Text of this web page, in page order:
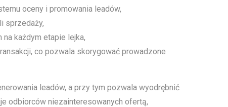
oceny i promowania leadów,
sprzedaży,
każdym etapie lejka,
co pozwala skorygować prowadzone
leadów, a przy tym pozwala wyodrębnić
odbiorców niezainteresowanych ofertą,